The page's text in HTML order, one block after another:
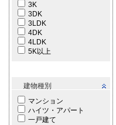
3K
3DK
3LDK
4DK
4LDK
5K以上
建物種別
マンション
ハイツ・アパート
一戸建て